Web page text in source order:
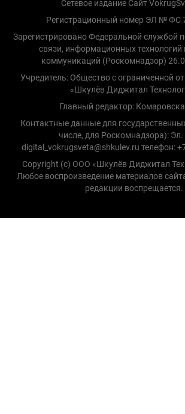
Сетевое издание Сайт
Регистрационный номер ЭЛ № ФС
Зарегистрировано Федеральной службой
связи, информационных
коммуникаций (Роскомнадзор)
Учредитель: Общество с ограниченной
«Шкулёв Диджитал
Главный редактор:
Контактные данные для
числе, для Роскомнадзора): Эл.
digital_vokrugsveta@shkulev.ru телефон:
Copyright (с) ООО «Шкулёв Диджитал
Любое воспроизведение материалов
редакции воспрещается.